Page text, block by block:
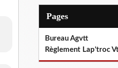
Pages
Bureau Agvtt
Règlement Lap'troc